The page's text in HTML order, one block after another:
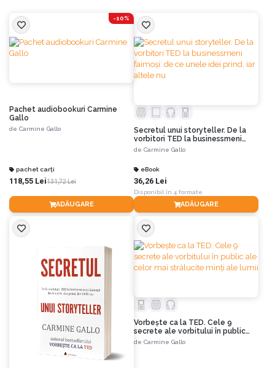
-10%
Pachet audiobookuri Carmine
Gallo
de Carmine Gallo
pachet carți
118,55 Lei131,72 Lei
ADĂUGARE
Secretul unui storyteller. De la
vorbitori TED la businessmeni
faimoși: de ce unele idei prind, iar
de Carmine Gallo
eBook
36,26 Lei
Disponibil în 4 formate
ADĂUGARE
Vorbește ca la TED. Cele 9
secrete ale vorbitului în public
ale celor mai strălucite minți ale
de Carmine Gallo